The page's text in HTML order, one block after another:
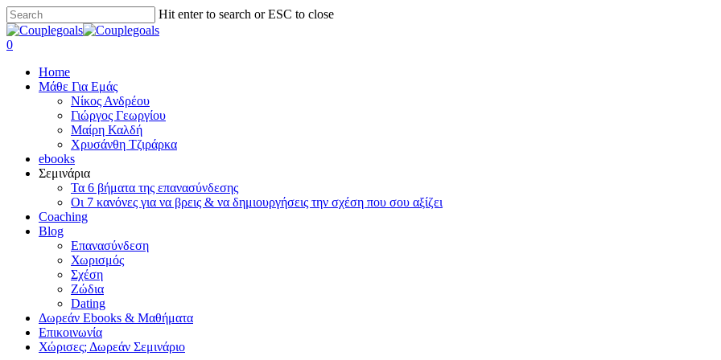
Skip
to
main
Hit enter to search or ESC to close
Close
Search
search
0
Home
Μάθε Για Εμάς
Νίκος Ανδρέου
Γιώργος Γεωργίου
Μαίρη Καλδή
Χρυσάνθη Τζιράρκα
ebooks
Σεμινάρια
Τα 6 βήματα της επανασύνδεσης
Οι 7 κανόνες για να βρεις & να δημιουργήσεις την σχέση που σου αξίζει
Coaching
Blog
Επανασύνδεση
Χωρισμός
Σχέση
Ζώδια
Dating
Δωρεάν Ebooks & Μαθήματα
Επικοινωνία
Χώρισες; Δωρεάν Σεμινάριο